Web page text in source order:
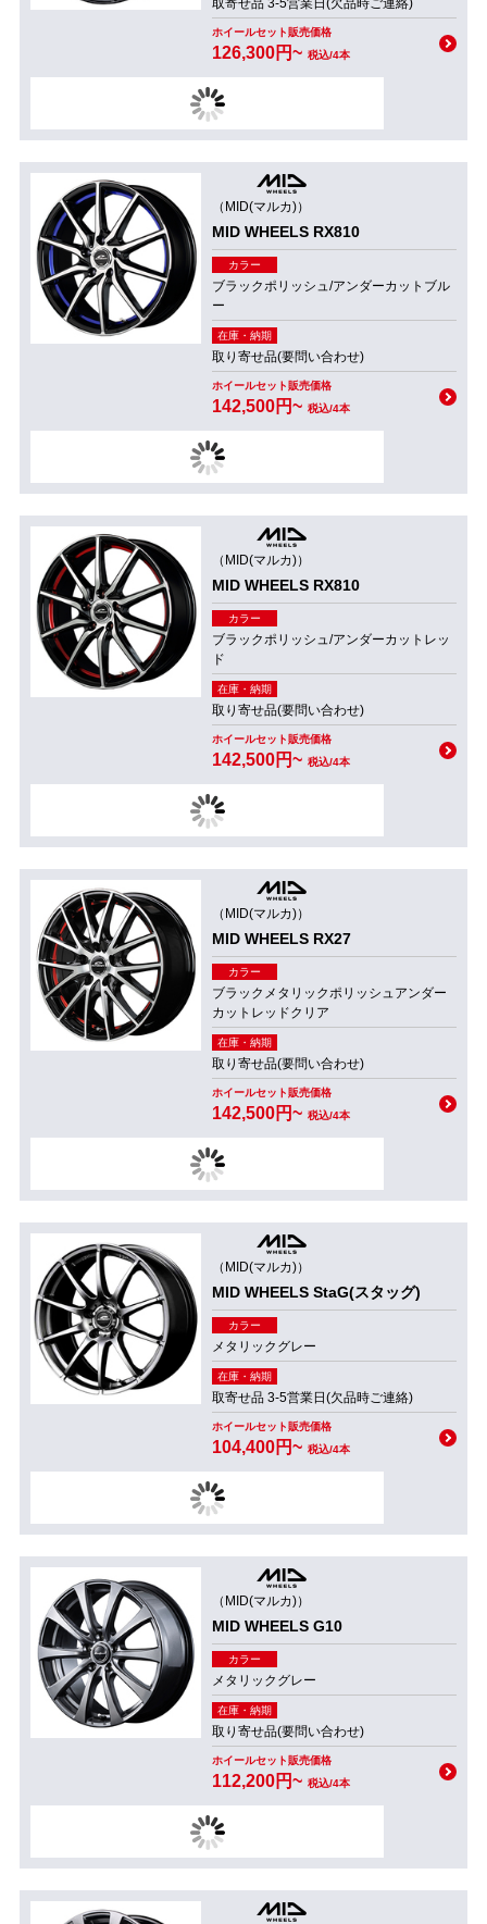
取寄せ品 3-5営業日(欠品時ご連絡)
ホイールセット販売価格
126,300円~ 税込/4本
（MID(マルカ)）
MID WHEELS RX810
カラー
ブラックポリッシュ/アンダーカットブル
ー
在庫・納期
取り寄せ品(要問い合わせ)
ホイールセット販売価格
142,500円~ 税込/4本
（MID(マルカ)）
MID WHEELS RX810
カラー
ブラックポリッシュ/アンダーカットレッ
ド
在庫・納期
取り寄せ品(要問い合わせ)
ホイールセット販売価格
142,500円~ 税込/4本
（MID(マルカ)）
MID WHEELS RX27
カラー
ブラックメタリックポリッシュアンダー
カットレッドクリア
在庫・納期
取り寄せ品(要問い合わせ)
ホイールセット販売価格
142,500円~ 税込/4本
（MID(マルカ)）
MID WHEELS StaG(スタッグ)
カラー
メタリックグレー
在庫・納期
取寄せ品 3-5営業日(欠品時ご連絡)
ホイールセット販売価格
104,400円~ 税込/4本
（MID(マルカ)）
MID WHEELS G10
カラー
メタリックグレー
在庫・納期
取り寄せ品(要問い合わせ)
ホイールセット販売価格
112,200円~ 税込/4本